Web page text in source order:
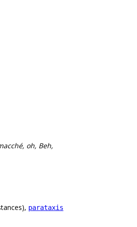
oh, Beh,
parataxis